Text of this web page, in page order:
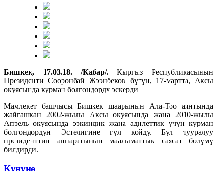
Бишкек, 17.03.18. /Кабар/.Кыргыз Республикасынын
Президенти Сооронбай Жээнбеков бүгүн, 17-мартта, Аксы
окуясында курман болгондорду эскерди.
Мамлекет башчысы Бишкек шаарынын Ала-Тоо аянтында
жайгашкан 2002-жылы Аксы окуясында жана 2010-жылы
Апрель окуясында эркиндик жана адилеттик үчүн курман
болгондордун Эстелигине гүл койду. Бул тууралуу
президенттин аппаратынын маалыматтык саясат бөлүмү
билдирди.
Күнүнө